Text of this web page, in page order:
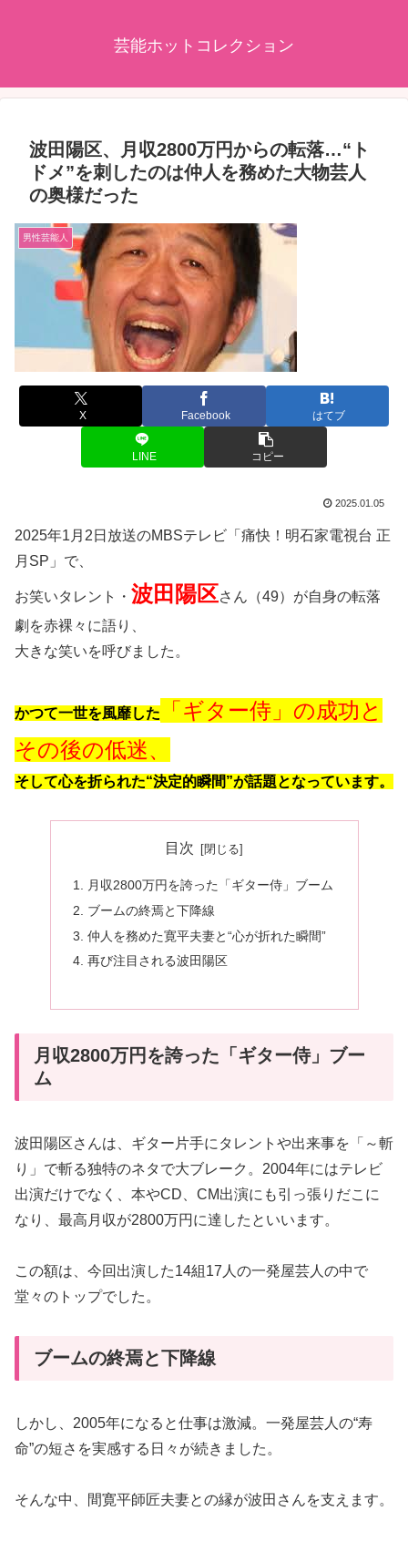
芸能ホットコレクション
波田陽区、月収2800万円からの転落…“ト
ドメ”を刺したのは仲人を務めた大物芸人
の奥様だった
男性芸能人
X Facebook はてブ
LINE コピー
2025.01.05
2025年1月2日放送のMBSテレビ「痛快！明石家電視台 正
月SP」で、
お笑いタレント・ 波田陽区さん（49）が自身の転落
劇を赤裸々に語り、
大きな笑いを呼びました。
かつて一世を風靡した
「ギター侍」の成功と
その後の低迷、
そして心を折られた“決定的瞬間”が話題となっています。
目次
月収2800万円を誇った「ギター侍」ブーム
ブームの終焉と下降線
仲人を務めた寛平夫妻と“心が折れた瞬間”
再び注目される波田陽区
月収2800万円を誇った「ギター侍」ブー
ム
波田陽区さんは、ギター片手にタレントや出来事を「～斬
り」で斬る独特のネタで大ブレーク。2004年にはテレビ
出演だけでなく、本やCD、CM出演にも引っ張りだこに
なり、最高月収が2800万円に達したといいます。
この額は、今回出演した14組17人の一発屋芸人の中で
堂々のトップでした。
ブームの終焉と下降線
しかし、2005年になると仕事は激減。一発屋芸人の“寿
命”の短さを実感する日々が続きました。
そんな中、間寛平師匠夫妻との縁が波田さんを支えます。